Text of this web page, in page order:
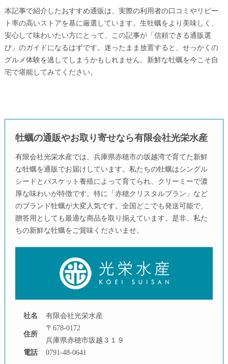
本記事で紹介したおすすめ通販は、実際の利用者の口コミやリピー
ト率の高いストアを基に厳選しています。生牡蠣をより美味しく、
安心して味わいたい方にとって、この記事が「信頼できる通販選
び」のガイドになるはずです。迷ったまま放置すると、せっかくの
グルメ体験を逃してしまうかもしれません。新鮮な牡蠣を今こそ自
宅で堪能してみてください。
牡蠣の通販やお取り寄せなら有限会社光栄水産
有限会社光栄水産では、兵庫県赤穂市の坂越湾で育てた新鮮
な牡蠣を通販でお届けしています。私たちの牡蠣はシングル
シードとバスケット養殖によって育てられ、クリーミーで濃
厚な味わいが特徴です。特に「赤穂クリスタルブラン」など
のブランド牡蠣が大変人気です。全国どこでも発送可能で、
贈答用としても最適な商品を取り揃えています。是非、私た
ちの新鮮な牡蠣をご賞味くださいませ。
社名 有限会社光栄水産
住所
〒678-0172
兵庫県赤穂市坂越３１９
電話
0791-48-0641